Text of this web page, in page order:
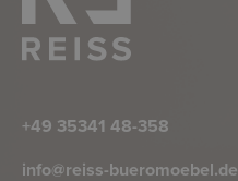
+49 35341 48-358
info@reiss-bueromoebel.de